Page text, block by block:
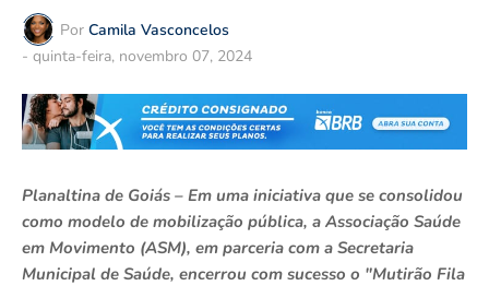
Por Camila Vasconcelos
- quinta-feira, novembro 07, 2024
Planaltina de Goiás – Em uma iniciativa que se consolidou
como modelo de mobilização pública, a Associação Saúde
em Movimento (ASM), em parceria com a Secretaria
Municipal de Saúde, encerrou com sucesso o "Mutirão Fila